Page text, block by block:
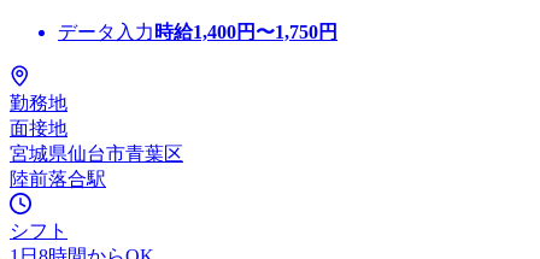
データ入力 時給1,400円〜1,750円
勤務地
面接地
宮城県仙台市青葉区
陸前落合駅
シフト